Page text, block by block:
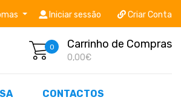
Não perca já as centenas de
Iniciar sessão Criar Conta
0 Carrinho de Compras
0,00€
CONTACTOS